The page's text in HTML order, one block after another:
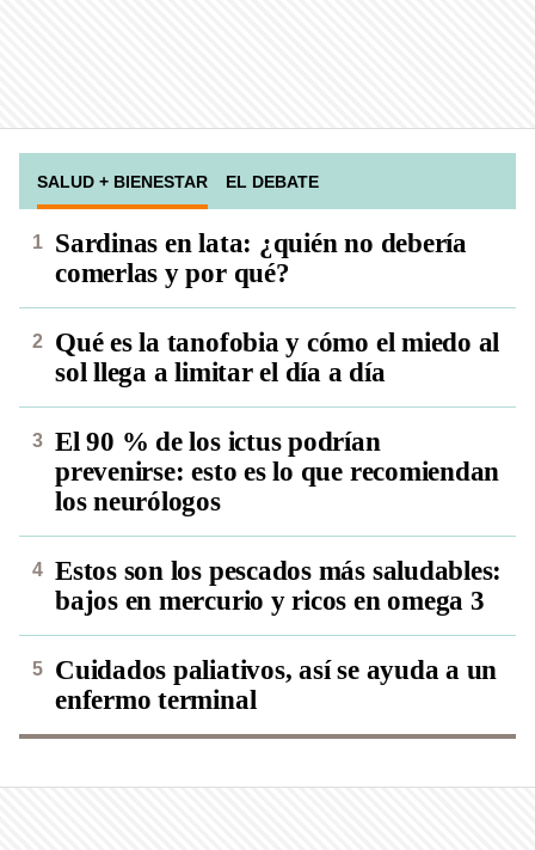
SALUD + BIENESTAR EL DEBATE
Sardinas en lata: ¿quién no debería
comerlas y por qué?
Qué es la tanofobia y cómo el miedo al
sol llega a limitar el día a día
El 90 % de los ictus podrían
prevenirse: esto es lo que recomiendan
los neurólogos
Estos son los pescados más saludables:
bajos en mercurio y ricos en omega 3
Cuidados paliativos, así se ayuda a un
enfermo terminal